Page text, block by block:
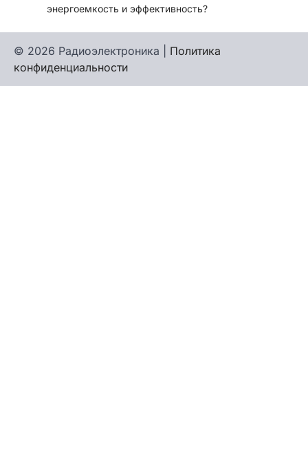
энергоемкость и эффективность?
© 2026 Радиоэлектроника | Политика
конфиденциальности